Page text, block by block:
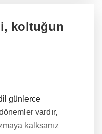
koltuğun
günlerce
vardır,
kalksanız